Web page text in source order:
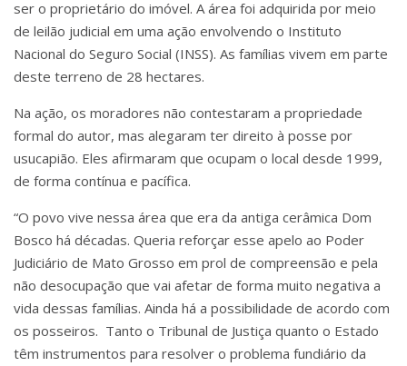
ser o proprietário do imóvel. A área foi adquirida por meio
de leilão judicial em uma ação envolvendo o Instituto
Nacional do Seguro Social (INSS). As famílias vivem em parte
deste terreno de 28 hectares.
Na ação, os moradores não contestaram a propriedade
formal do autor, mas alegaram ter direito à posse por
usucapião. Eles afirmaram que ocupam o local desde 1999,
de forma contínua e pacífica.
“O povo vive nessa área que era da antiga cerâmica Dom
Bosco há décadas. Queria reforçar esse apelo ao Poder
Judiciário de Mato Grosso em prol de compreensão e pela
não desocupação que vai afetar de forma muito negativa a
vida dessas famílias. Ainda há a possibilidade de acordo com
os posseiros. Tanto o Tribunal de Justiça quanto o Estado
têm instrumentos para resolver o problema fundiário da